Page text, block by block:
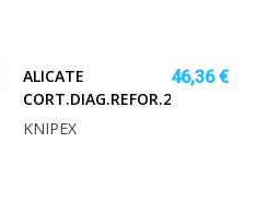
ALICATE
46,36 €
KNIPEX